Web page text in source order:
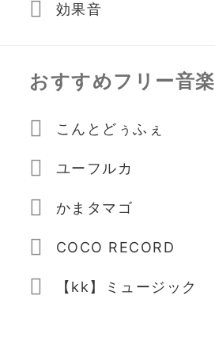
効果音
おすすめフリー音楽
こんとどぅふぇ
ユーフルカ
かまタマゴ
COCO RECORD
【kk】ミュージック